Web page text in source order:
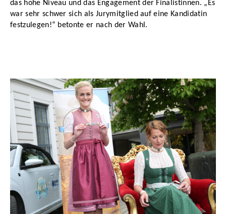
das hohe Niveau und das Engagement der Finalistinnen. „Es
war sehr schwer sich als Jurymitglied auf eine Kandidatin
festzulegen!“ betonte er nach der Wahl.